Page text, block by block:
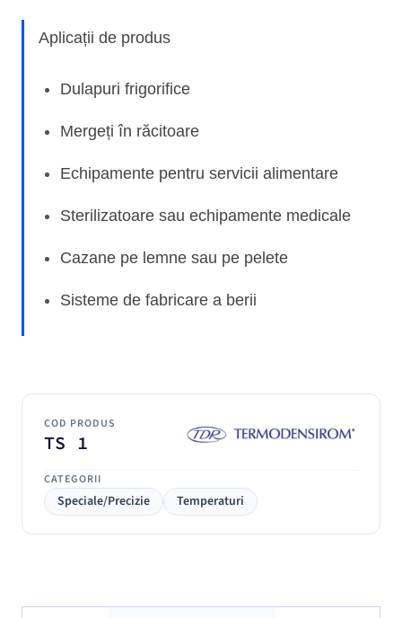
COD PRODUS
TS 1
CATEGORII
Speciale/Precizie Temperaturi
Aplicații de produs
Dulapuri frigorifice
Mergeți în răcitoare
Echipamente pentru servicii alimentare
Sterilizatoare sau echipamente medicale
Cazane pe lemne sau pe pelete
Sisteme de fabricare a berii
Temperatura